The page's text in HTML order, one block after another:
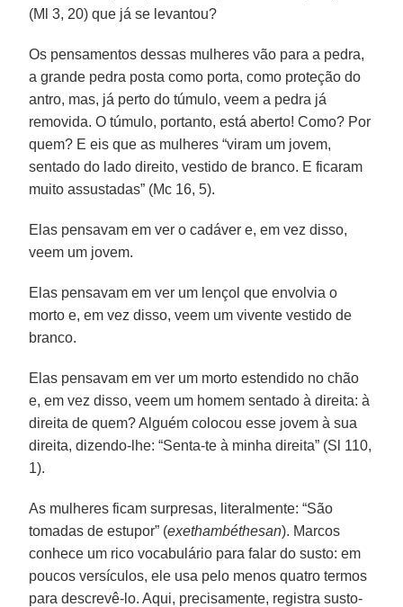
(Ml 3, 20) que já se levantou?
Os pensamentos dessas mulheres vão para a pedra,
a grande pedra posta como porta, como proteção do
antro, mas, já perto do túmulo, veem a pedra já
removida. O túmulo, portanto, está aberto! Como? Por
quem? E eis que as mulheres “viram um jovem,
sentado do lado direito, vestido de branco. E ficaram
muito assustadas” (Mc 16, 5).
Elas pensavam em ver o cadáver e, em vez disso,
veem um jovem.
Elas pensavam em ver um lençol que envolvia o
morto e, em vez disso, veem um vivente vestido de
branco.
Elas pensavam em ver um morto estendido no chão
e, em vez disso, veem um homem sentado à direita: à
direita de quem? Alguém colocou esse jovem à sua
direita, dizendo-lhe: “Senta-te à minha direita” (Sl 110,
1).
As mulheres ficam surpresas, literalmente: “São
tomadas de estupor” (exethambéthesan). Marcos
conhece um rico vocabulário para falar do susto: em
poucos versículos, ele usa pelo menos quatro termos
para descrevê-lo. Aqui, precisamente, registra susto-